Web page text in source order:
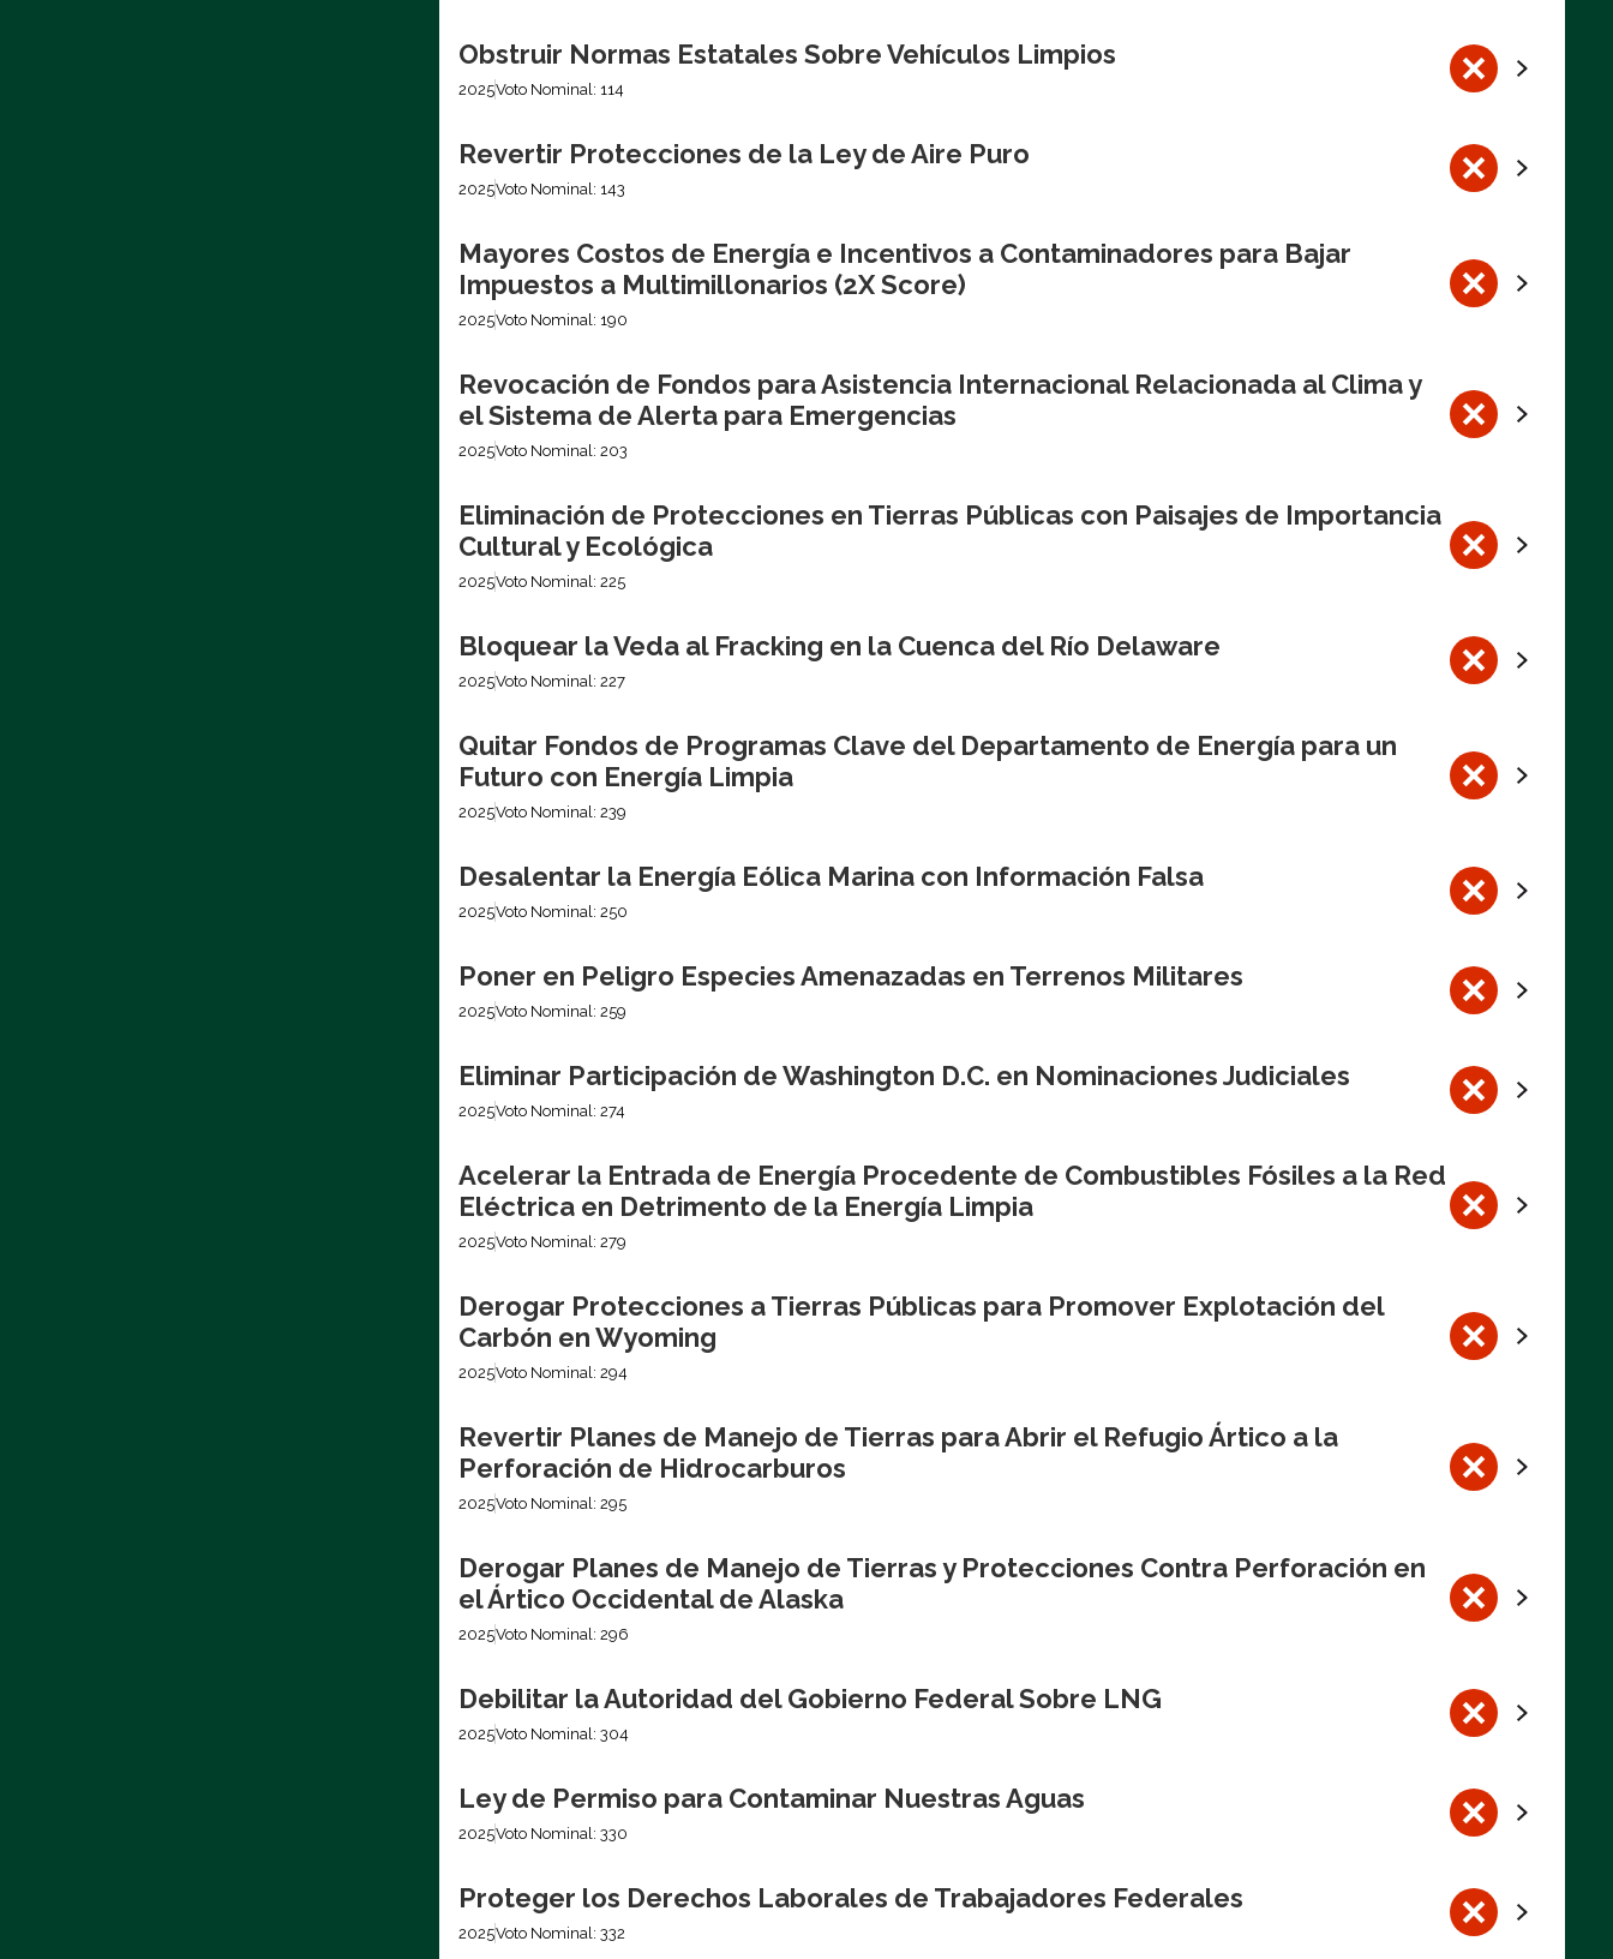
Obstruir Normas Estatales Sobre Vehículos Limpios
2025Voto Nominal: 114
Revertir Protecciones de la Ley de Aire Puro
2025Voto Nominal: 143
Mayores Costos de Energía e Incentivos a Contaminadores para Bajar
Impuestos a Multimillonarios (2X Score)
2025Voto Nominal: 190
Revocación de Fondos para Asistencia Internacional Relacionada al Clima y
el Sistema de Alerta para Emergencias
2025Voto Nominal: 203
Eliminación de Protecciones en Tierras Públicas con Paisajes de Importancia
Cultural y Ecológica
2025Voto Nominal: 225
Bloquear la Veda al Fracking en la Cuenca del Río Delaware
2025Voto Nominal: 227
Quitar Fondos de Programas Clave del Departamento de Energía para un
Futuro con Energía Limpia
2025Voto Nominal: 239
Desalentar la Energía Eólica Marina con Información Falsa
2025Voto Nominal: 250
Poner en Peligro Especies Amenazadas en Terrenos Militares
2025Voto Nominal: 259
Eliminar Participación de Washington D.C. en Nominaciones Judiciales
2025Voto Nominal: 274
Acelerar la Entrada de Energía Procedente de Combustibles Fósiles a la Red
Eléctrica en Detrimento de la Energía Limpia
2025Voto Nominal: 279
Derogar Protecciones a Tierras Públicas para Promover Explotación del
Carbón en Wyoming
2025Voto Nominal: 294
Revertir Planes de Manejo de Tierras para Abrir el Refugio Ártico a la
Perforación de Hidrocarburos
2025Voto Nominal: 295
Derogar Planes de Manejo de Tierras y Protecciones Contra Perforación en
el Ártico Occidental de Alaska
2025Voto Nominal: 296
Debilitar la Autoridad del Gobierno Federal Sobre LNG
2025Voto Nominal: 304
Ley de Permiso para Contaminar Nuestras Aguas
2025Voto Nominal: 330
Proteger los Derechos Laborales de Trabajadores Federales
2025Voto Nominal: 332